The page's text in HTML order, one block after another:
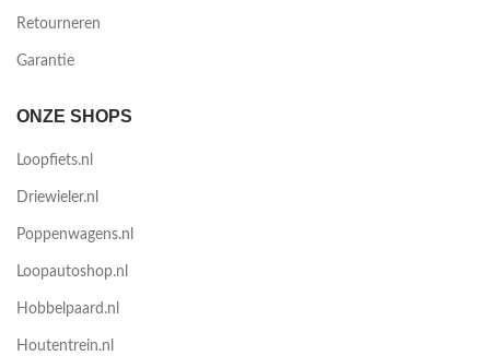
Retourneren
Garantie
ONZE SHOPS
Loopfiets.nl
Driewieler.nl
Poppenwagens.nl
Loopautoshop.nl
Hobbelpaard.nl
Houtentrein.nl